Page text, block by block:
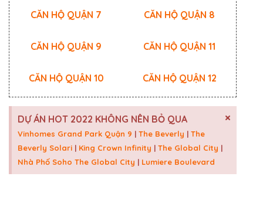
CĂN HỘ QUẬN 7 CĂN HỘ QUẬN 8
CĂN HỘ QUẬN 9
CĂN HỘ QUẬN 10
CĂN HỘ QUẬN 11
CĂN HỘ QUẬN 12
DỰ ÁN HOT 2022 KHÔNG NÊN BỎ QUA
Vinhomes Grand Park Quận 9 | The Beverly | The
Beverly Solari | King Crown Infinity | The Global City |
Nhà Phố Soho The Global City | Lumiere Boulevard
×